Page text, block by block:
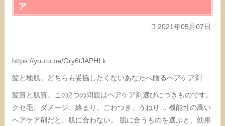
ア
2021年05月07日
https://youtu.be/Gry6tJAPHLk
髪と地肌。どちらも妥協したくないあなたへ贈るヘアケア剤
髪質と肌質。この2つの問題はヘアケア剤選びにつきものです。
クセ毛、ダメージ、絡まり、ごわつき、うねり…
機能性の高い
ヘアケア剤だと、肌に合わない。
肌に合うものを選ぶと、効果